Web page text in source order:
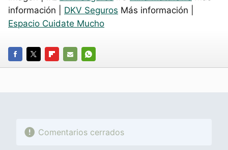
información | DKV Seguros Más información |
Espacio Cuidate Mucho
FACEBOOK
TWITTERFLIPBOARD
E-
WHATSAPP
Comentarios cerrados